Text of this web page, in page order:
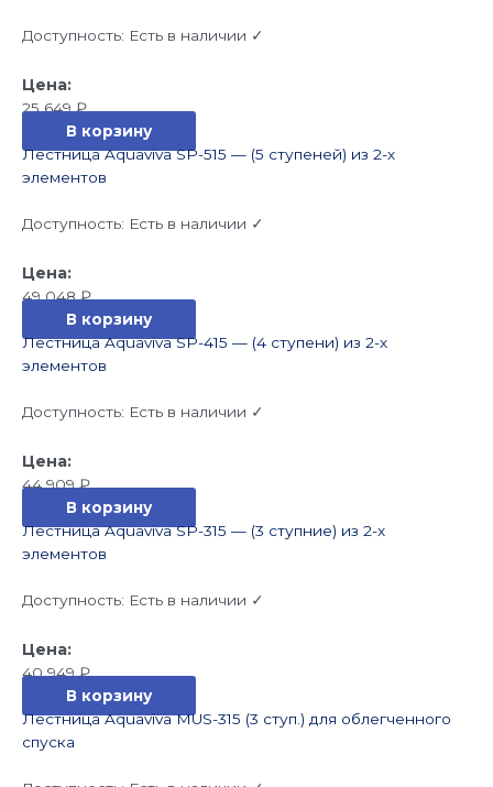
Доступность: Есть в наличии ✓
25 649₽
В корзину
Лестница Aquaviva SP-515 — (5 ступеней) из 2-х
элементов
Доступность: Есть в наличии ✓
49 048₽
В корзину
Лестница Aquaviva SP-415 — (4 ступени) из 2-х
элементов
Доступность: Есть в наличии ✓
44 909₽
В корзину
Лестница Aquaviva SP-315 — (3 ступние) из 2-х
элементов
Доступность: Есть в наличии ✓
40 949₽
В корзину
Лестница Aquaviva MUS-315 (3 ступ.) для облегченного
спуска